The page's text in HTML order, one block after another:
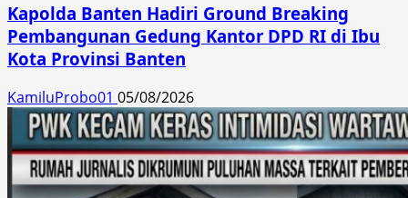
Kapolda Banten Hadiri Ground Breaking
Pembangunan Gedung Kantor DPD RI di Ibu
Kota Provinsi Banten
KamiluProbo01 05/08/2026